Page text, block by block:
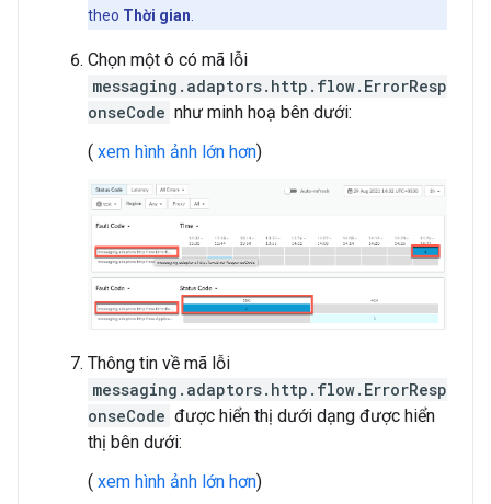
theo Thời gian.
Chọn một ô có mã lỗi
messaging.adaptors.http.flow.ErrorResp
onseCode như minh hoạ bên dưới:
( xem hình ảnh lớn hơn)
Thông tin về mã lỗi
messaging.adaptors.http.flow.ErrorResp
onseCode được hiển thị dưới dạng được hiển
thị bên dưới:
( xem hình ảnh lớn hơn)